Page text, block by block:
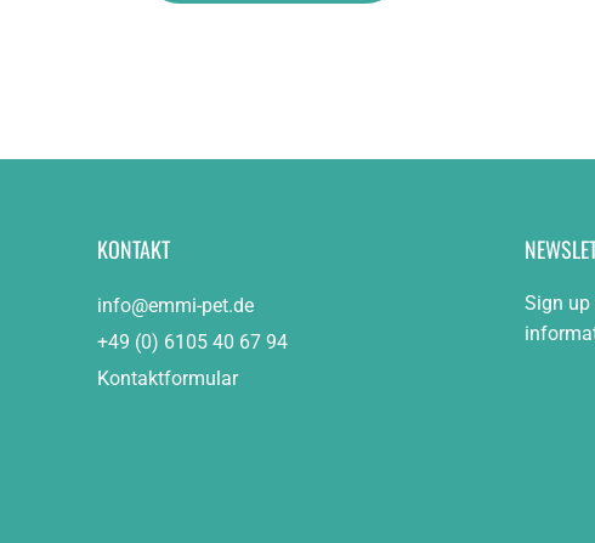
KONTAKT
info@emmi-pet.de
+49 (0) 6105 40 67 94
Kontaktformular
Sign up